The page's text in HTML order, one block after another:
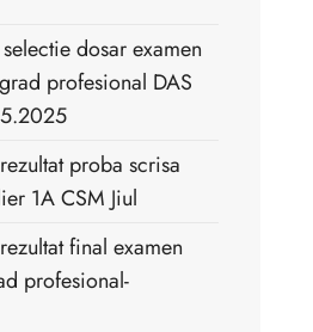
dosar examen
profesional DAS
proba scrisa
1A CSM Jiul
final examen
profesional-